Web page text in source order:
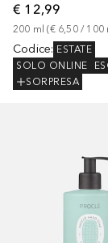
€ 12,99
200 ml (€ 6,50 / 100
Codice: ESTATE
SOLO ONLINE
SORPRESA